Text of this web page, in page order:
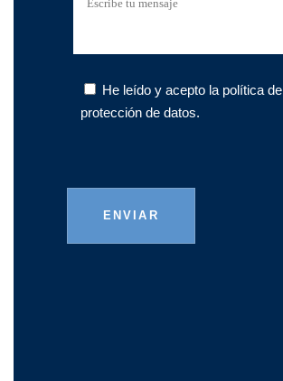
He leído y acepto la política de
protección de datos.